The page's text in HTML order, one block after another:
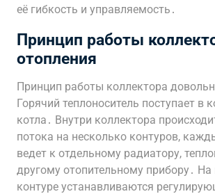
её гибкость и управляемость․
Принцип работы
отопления
Принцип работы коллектора
Горячий теплоноситель поступает в
котла․ Внутри коллектора
потока на несколько контуров,
ведет к отдельному радиатору,
другому отопительному прибору․
контуре устанавливаются